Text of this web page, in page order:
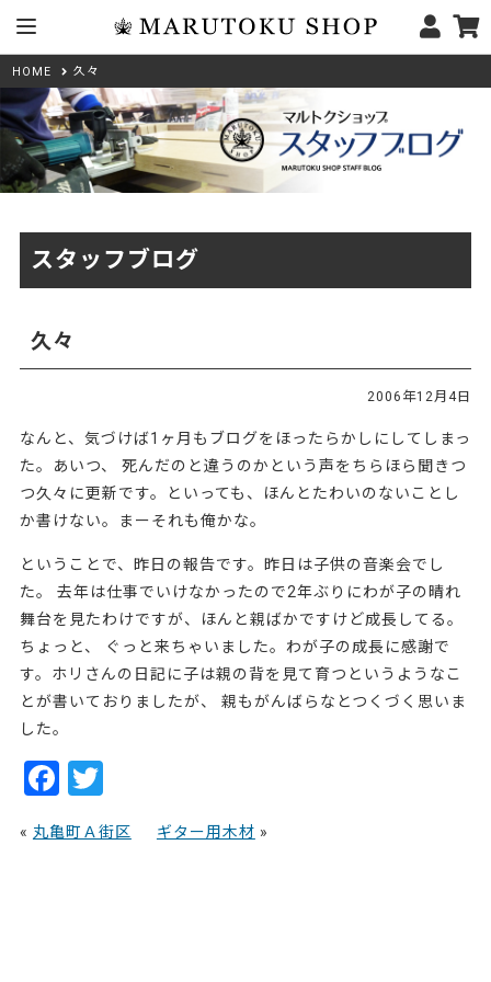
HOME 久々
スタッフブログ
久々
2006年12月4日
なんと、気づけば1ヶ月もブログをほったらかしにしてしまっ
た。あいつ、 死んだのと違うのかという声をちらほら聞きつ
つ久々に更新です。といっても、ほんとたわいのないことし
か書けない。まーそれも俺かな。
ということで、昨日の報告です。昨日は子供の音楽会でし
た。 去年は仕事でいけなかったので2年ぶりにわが子の晴れ
舞台を見たわけですが、ほんと親ばかですけど成長してる。
ちょっと、 ぐっと来ちゃいました。わが子の成長に感謝で
す。ホリさんの日記に子は親の背を見て育つというようなこ
とが書いておりましたが、 親もがんばらなとつくづく思いま
した。
F
c
T
w
itt
« 丸亀町Ａ街区 ギター用木材 »